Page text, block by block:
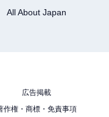
All About Japan
広告掲載
作権・商標・免責事項